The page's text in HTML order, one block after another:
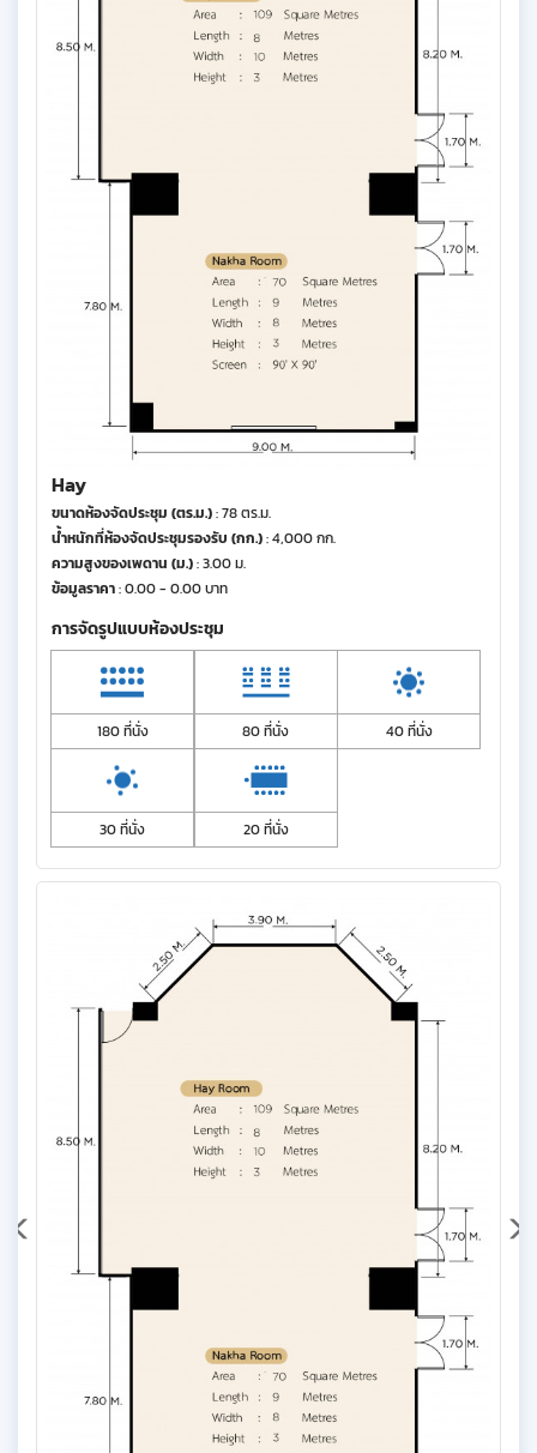
Hay
ขนาดห้องจัดประชุม (ตร.ม.): 78 ตร.ม.
น้ำหนักที่ห้องจัดประชุมรองรับ (กก.): 4,000 กก.
ความสูงของเพดาน (ม.): 3.00 ม.
ข้อมูลราคา: 0.00 - 0.00 บาท
การจัดรูปแบบห้องประชุม
180 ที่นั่ง 80 ที่นั่ง 40 ที่นั่ง
30 ที่นั่ง 20 ที่นั่ง